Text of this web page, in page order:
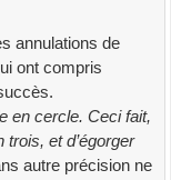
annulations de
ont compris
en cercle. Ceci fait,
et d’égorger
autre précision ne